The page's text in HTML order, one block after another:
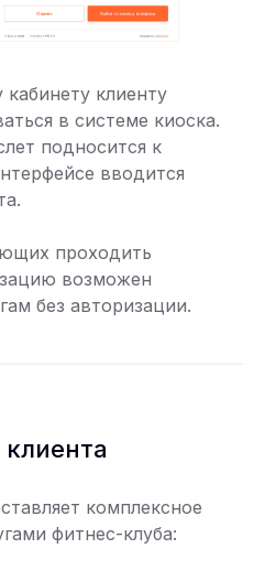
клиенту
в системе киоска.
подносится к
вводится
проходить
возможен
без авторизации.
комплексное
фитнес-клуба: